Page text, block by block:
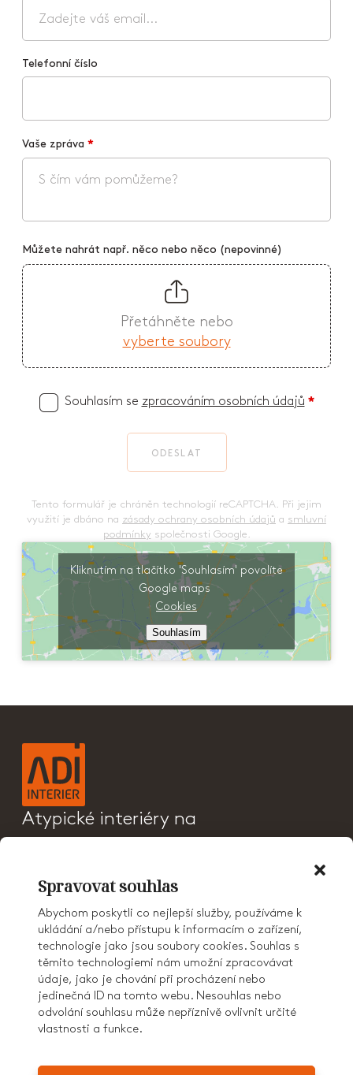
Spravovat souhlas
Abychom poskytli co nejlepší služby, používáme k
ukládání a/nebo přístupu k informacím o zařízení,
technologie jako jsou soubory cookies. Souhlas s
těmito technologiemi nám umožní zpracovávat
údaje, jako je chování při procházení nebo
jedinečná ID na tomto webu. Nesouhlas nebo
odvolání souhlasu může nepříznivě ovlivnit určité
vlastnosti a funkce.
Kliknutím na tlačítko 'Souhlasím' povolíte
Google maps
Cookies
Souhlasím
Telefonní číslo
Vaše zpráva *
Můžete nahrát např. něco nebo něco (nepovinné)
Přetáhněte nebo
vyberte soubory
Souhlasím se zpracováním osobních údajů *
ODESLAT
Tento formulář je chráněn technologií reCAPTCHA. Při jejim
využití je dbáno na zásady ochrany osobních údajů a smluvní
podmínky společnosti Google.
Atypické interiéry na
CENÍK
O NÁS
KONTAKT
KARIÉRA